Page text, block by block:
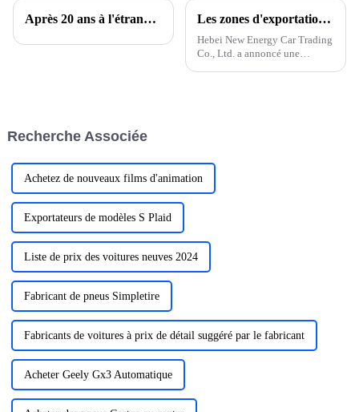
Après 20 ans à l'étranger, Chery est à nouveau en tête des exportations automobiles chinoises Les zones d'exportation de voitures d'occasion s'étendent, les voitures d'occasion à énergie nouvelle deviennent la « force principale ».
Hebei New Energy Car Trading
Co., Ltd. a annoncé une
Recherche Associée
Achetez de nouveaux films d'animation
Exportateurs de modèles S Plaid
Liste de prix des voitures neuves 2024
Fabricant de pneus Simpletire
Fabricants de voitures à prix de détail suggéré par le fabricant
Acheter Geely Gx3 Automatique